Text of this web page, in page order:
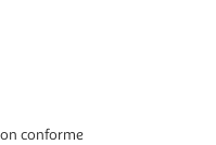
conforme